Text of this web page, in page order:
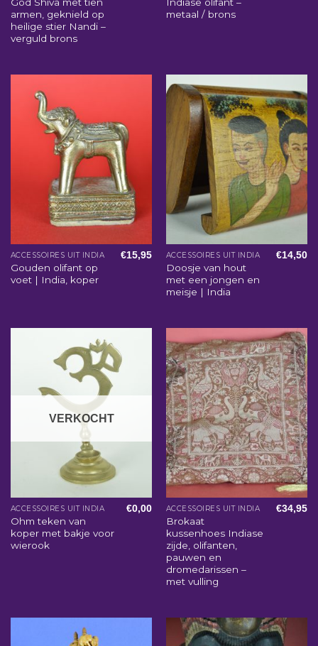
armen, geknield op
heilige stier Nandi –
verguld brons
metaal / brons
ACCESSOIRES UIT INDIA
Gouden olifant op
voet | India, koper
€15,95 ACCESSOIRES UIT INDIA
Doosje van hout
met een jongen en
meisje | India
€14,50
VERKOCHT
ACCESSOIRES UIT INDIA
Ohm teken van
koper met bakje voor
wierook
€0,00 ACCESSOIRES UIT INDIA
Brokaat
kussenhoes Indiase
zijde, olifanten,
pauwen en
dromedarissen –
met vulling
€34,95